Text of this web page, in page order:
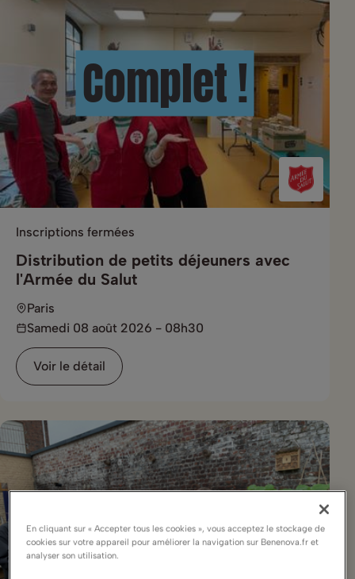
Complet !
Inscriptions fermées
Distribution de petits déjeuners avec
l'Armée du Salut
Paris
Samedi 08 août 2026 - 08h30
Voir le détail
Complet !
En cliquant sur « Accepter tous les cookies », vous acceptez le stockage de
cookies sur votre appareil pour améliorer la navigation sur Benenova.fr et
analyser son utilisation.